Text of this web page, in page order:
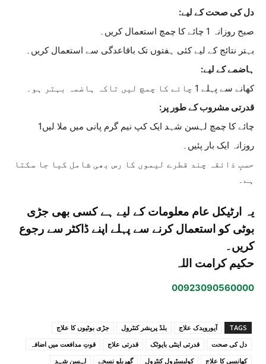
دل کی صحت کے لیے:
صبح روزانہ 1 چائے کا چمچ استعمال کریں۔
بہتر نتائج کے لیے کئی ہفتوں تک باقاعدگی سے استعمال کریں۔
ہاضمے کے لیے:
کھانے سے پہلے 1 چائے کا چمچ لیں تاکہ ہاضمہ بہتر ہو۔
قدرتی مشروب کے طور پر:
چائے کا چمچ لہسن شہد ایک کپ نیم گرم پانی میں ملا لیں1
روزانہ ایک بار پئیں۔
حسبِ ذائقہ چند قطرے لیموں کا رس بھی شامل کیا جا سکتا
ہے۔
یہ ارٹیکل عام معلومات کے لیے ہے کسی بھی جڑی
بوٹی کو استعمال کرنے سے پہلے اپنے ڈاکٹر سے رجوع
کریں۔
حکیم کرامت اللہ
00923090560000
TAGS آیورویدک علاج بلڈ پریشر کنٹرول
جڑی بوٹیوں کا علاج
دل کی صحت
قدرتی اینٹی بایوٹک قدرتی علاج
قوتِ مدافعت میں اضافہ
کھانسی کا علاج
کولیسٹرول کنٹرول گھریلو نسخے لہسن شہد